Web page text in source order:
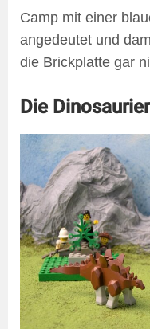
Camp mit einer
angedeutet und
die Brickplatte gar
Die Dinosaurier